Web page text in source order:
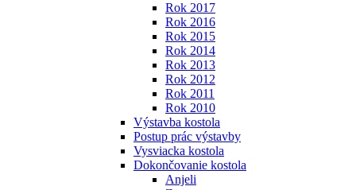
Rok 2017
Rok 2016
Rok 2015
Rok 2014
Rok 2013
Rok 2012
Rok 2011
Rok 2010
Výstavba kostola
Postup prác výstavby
Vysviacka kostola
Dokončovanie kostola
Anjeli